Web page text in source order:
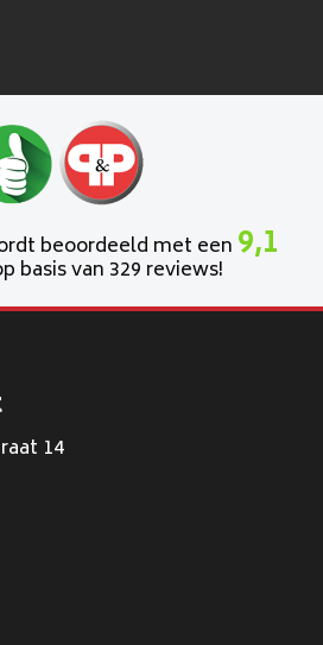
beoordeeld met een 9,1
basis van 329 reviews!
14